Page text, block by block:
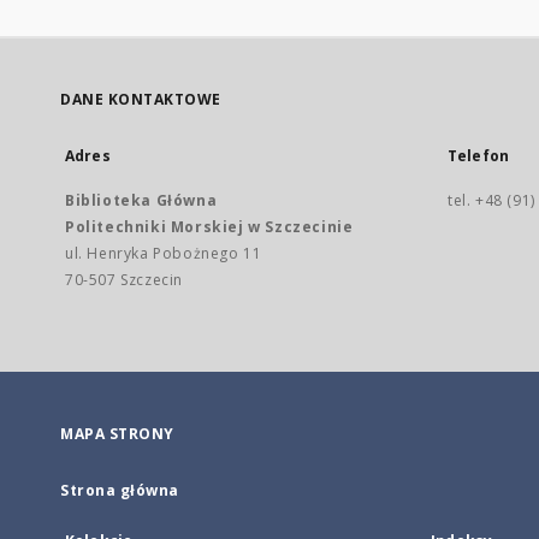
DANE KONTAKTOWE
Adres
Biblioteka Główna
Politechniki Morskiej w Szczecinie
ul. Henryka Pobożnego 11
70-507 Szczecin
Telefon
tel. +48
MAPA STRONY
Strona główna